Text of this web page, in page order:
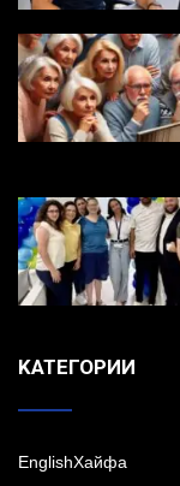
KАТЕГОРИИ
EnglishХайфа